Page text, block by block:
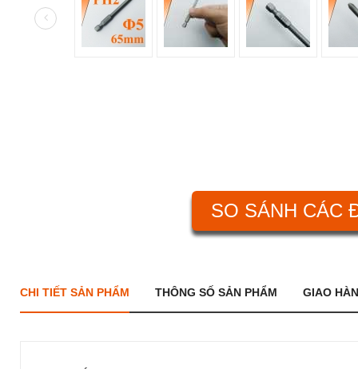
SO SÁNH CÁC
CHI TIẾT SẢN PHẨM THÔNG SỐ SẢN PHẨM GIAO